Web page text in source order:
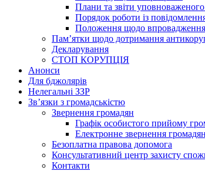
Плани та звіти уповноваженого
Порядок роботи із
Положення щодо впровадження
Пам’ятки щодо дотримання
Декларування
СТОП КОРУПЦІЯ
Анонси
Для бджолярів
Нелегальні ЗЗР
Зв’язки з громадськістю
Звернення громадян
Графік особистого прийому
Електронне звернення громадян
Безоплатна правова допомога
Консультативний центр захисту
Контакти